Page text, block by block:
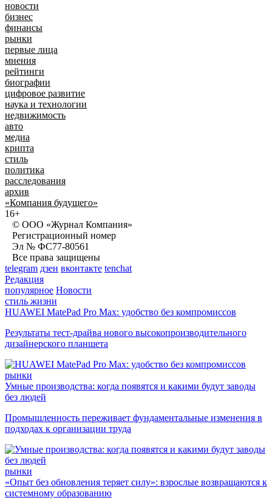
новости
бизнес
финансы
рынки
первые лица
мнения
рейтинги
биографии
цифровое развитие
наука и технологии
недвижимость
авто
медиа
крипта
стиль
политика
расследования
архив
«Компания будущего»
16+
© ООО «Журнал Компания»
Регистрационный номер
Эл № ФС77-80561
Все права защищены
telegram дзен вконтакте tenchat
Редакция
популярное Новости
стиль жизни
HUAWEI MatePad Pro Max: удобство без компромиссов
Результаты тест-драйва нового высокопроизводительного
дизайнерского планшета
рынки
Умные производства: когда появятся и какими будут заводы
без людей
Промышленность переживает фундаментальные изменения в
подходах к организации труда
рынки
«Опыт без обновления теряет силу»: взрослые возвращаются к
системному образованию